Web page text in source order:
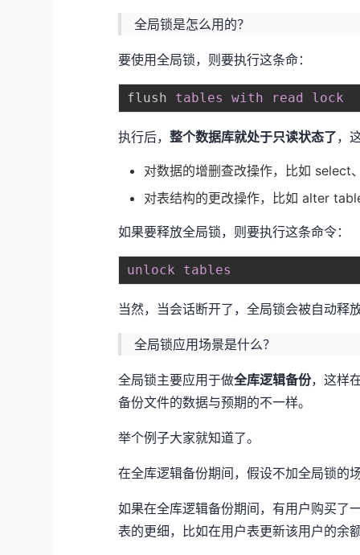
全局锁是怎么用的？
要使用全局锁，则要执行这条命：
flush tables with read lock
执行后，整个数据库就处于只读状态了，
对数据的增删查改操作，比如
对表结构的更改操作，比如 alter
如果要释放全局锁，则要执行这条命令：
unlock tables
当然，当会话断开了，全局锁会被自动释
全局锁应用场景是什么？
全局锁主要应用于做全库逻辑备份，这样
备份文件的数据与预期的不一样。
举个例子大家就知道了。
在全库逻辑备份期间，假设不加全局锁的
如果在全库逻辑备份期间，有用户购买了
表的更细，比如在用户表更新该用户的余